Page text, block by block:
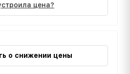
цена?
о снижении цены